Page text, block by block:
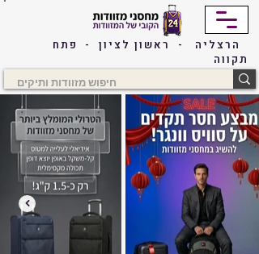
הרצליה - ראשון לציון - פתח
תקווה